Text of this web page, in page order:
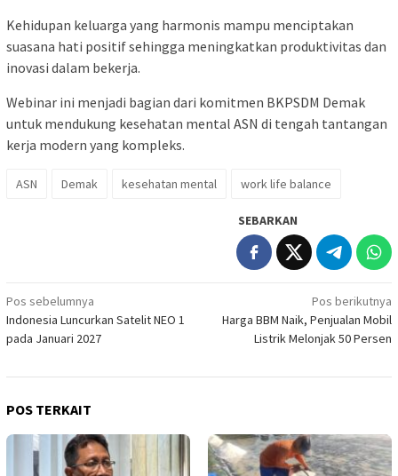
Kehidupan keluarga yang harmonis mampu menciptakan
suasana hati positif sehingga meningkatkan produktivitas dan
inovasi dalam bekerja.
Webinar ini menjadi bagian dari komitmen BKPSDM Demak
untuk mendukung kesehatan mental ASN di tengah tantangan
kerja modern yang kompleks.
ASN Demak kesehatan mental work life balance
SEBARKAN
Navigasi
pos
Pos sebelumnya
Indonesia Luncurkan Satelit NEO 1
pada Januari 2027
Pos berikutnya
Harga BBM Naik, Penjualan Mobil
Listrik Melonjak 50 Persen
POS TERKAIT